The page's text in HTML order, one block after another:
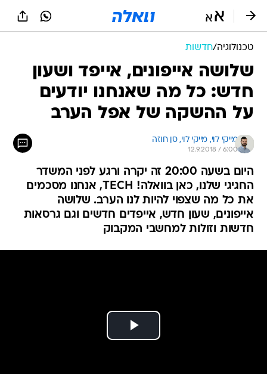
טכנולוגיה/חדשות
שלושה אייפונים, אייפד ושעון
חדש: כל מה שאנחנו יודעים
על ההשקה של אפל הערב
מייקי לוי, מייקי לוי, סן חוזה
12.9.2018 / 6:00
היום בשעה 20:00 זה יקרה ורגע לפני המשדר
החגיגי שלנו, כאן בוואלה! TECH, אנחנו מסכמים
את כל מה שצפוי להיות לנו הערב. שלושה
אייפונים, שעון חדש, אייפדים חדשים וגם גרסאות
חדשות וזולות למחשבי המקבוק